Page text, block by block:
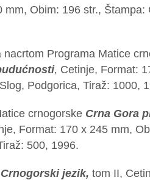
mm, Obim: 196 str., Štampa:
nacrtom Programa Matice
, Cetinje, Format:
Podgorica, Tiraž: 1000,
crnogorske Crna Gora
Format: 170 x 245 mm,
500, 1996.
Crnogorski jezik, tom II,